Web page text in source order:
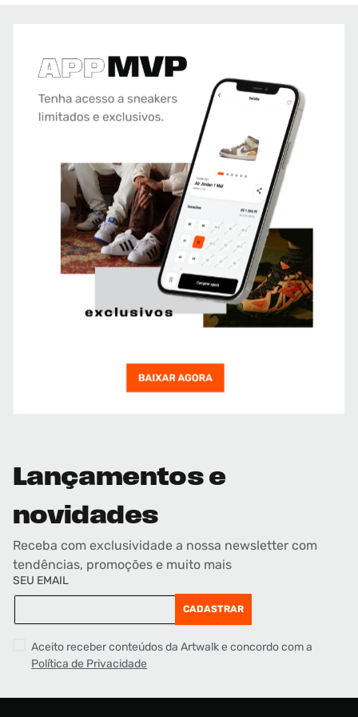
Lançamentos e
novidades
Receba com exclusividade a nossa newsletter com
tendências, promoções e muito mais
SEU EMAIL
CADASTRAR
Aceito receber conteúdos da Artwalk e concordo com a
Política de Privacidade